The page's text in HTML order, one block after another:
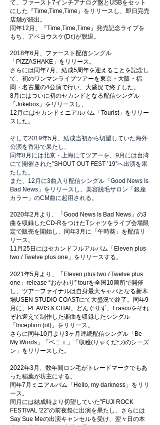
て、ファースト7インチアナログ盤とUSBをセット
にした『Time,Time,Time』をリリースし、即日完売
店舗が続出。
同年12月、『Time,Time,Time』発売記念ライブを
もち、アベヨウスケ(Dr.)が脱退。
2018年6月、ファースト配信シングル
「PIZZASHAKE」をリリース。
さらには同年7月、結成5周年を迎えることを記念し
て、初のワンマンライブツアーを東京・大阪・福
岡・名古屋の4公演で行い、大盛況で終了した。
8月にはついに初のセカンドとなる配信シングル
「Jokebox」をリリースし、
12月にはセカンドミニアルバム「Tourist」をリリー
スした。
そして2019年5月、結成当初から切望していた海外
公演を香港で果たし、
同年8月には北京・上海にてツアーを、9月には台湾
にて開催された”SHOUT OUT FEST ’19”へ出演を果
たした。
また、12月に3曲入り配信シングル「Good News Is
Bad News」をリリースし、美容脱毛サロン「銀座
カラー」のCM曲に起用される。
2020年2月より、「Good News Is Bad News」の3
曲を収録したCD-RをつけたTシャツをライブ会場限
定で販売を開始し、同年3月に「午時葵」を配信リ
リース。
11月25日にはセカンドフルアルバム「 Eleven plus
two / Twelve plus one」をリリースする。
2021年5月より、「Eleven plus two / Twelve plus
one」release “おかわり” tourを全国10箇所で開催
し、ツアーファイナルは自身最大キャパとなる新木
場USEN STUDIO COASTにて大盛況で終了。同年9
月に、PEAVIS & CHAI、どんぐりず、Frascoをそれ
ぞれ迎えて制作した楽曲を収録したシングル
「Inception (of)」をリリース。
さらに同年10月より3ヶ月連続配信シングル「Be
My Words」「ベニエ」「収穫(りゃくだつ)のシーズ
ン」をリリースした。
2022年3月、数年間ロン毛がトレードマークでもあ
った稲葉が坊主にする。
同年7月ミニアルバム「Hello, my darkness」をリリ
ース。
同月には結成時より切望していた”FUJI ROCK
FESTIVAL '22”の前夜祭に出演を果たし、さらには
Say Sue Meの出演キャンセルを受け、翌々日の本